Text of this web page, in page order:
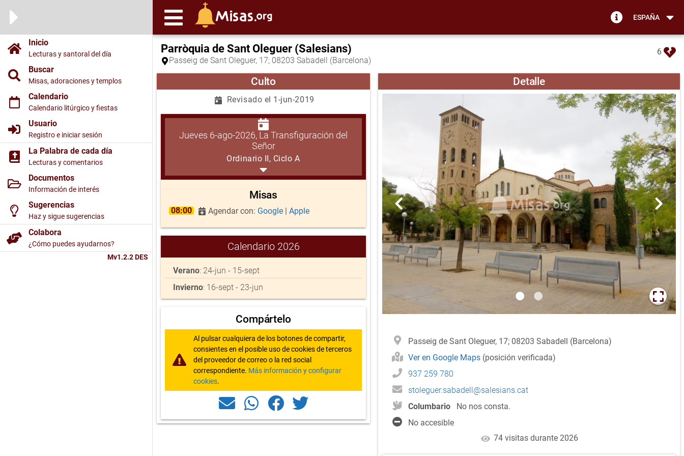
ESPAÑA
Inicio
Lecturas y santoral del día
Buscar
Misas, adoraciones y templos
Calendario
Calendario litúrgico y fiestas
Usuario
Registro e iniciar sesión
La Palabra de cada día
Lecturas y comentarios
Documentos
Información de interés
Sugerencias
Haz y sigue sugerencias
Colabora
¿Cómo puedes ayudarnos?
Mv1.2.2 DES
Parròquia de Sant Oleguer (Salesians)
Passeig de Sant Oleguer, 17; 08203 Sabadell (Barcelona)
6
Culto
Revisado el 1-jun-2019
Jueves 6-ago-2026, La Transfiguración del
Señor
Ordinario II, Ciclo A
Misas
08:00 Agendar con: Google | Apple
Calendario 2026
Verano: 24-jun - 15-sept
Invierno: 16-sept - 23-jun
Compártelo
Al pulsar cualquiera de los botones de compartir,
consientes en el posible uso de cookies de terceros
del proveedor de correo o la red social
correspondiente. Más información y configurar
cookies.
Detalle
Passeig de Sant Oleguer, 17; 08203 Sabadell (Barcelona)
Ver en Google Maps (posición verificada)
937 259 780
stoleguer.sabadell@salesians.cat
Columbario
No nos consta.
No accesible
74 visitas durante 2026